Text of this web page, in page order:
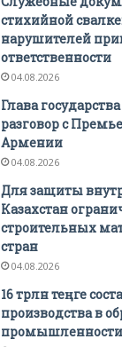
стихийной
нарушителей
ответственности
04.08.2026
Глава
разговор с
Армении
04.08.2026
Для защиты
Казахстан
строительных
стран
04.08.2026
16 трлн теңге
производства в
промышленности